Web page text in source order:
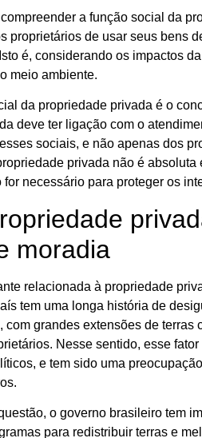
a função social da
proprietários de usar seus bens
é, considerando os impactos
meio ambiente.
da propriedade privada é o
deve ter ligação com o
sociais, e não apenas dos
privada não é absoluta
necessário para proteger os
moradia
relacionada à propriedade
tem uma longa história de
com grandes extensões de terras
Nesse sentido, esse
e tem sido uma
o governo brasileiro tem
para redistribuir terras e